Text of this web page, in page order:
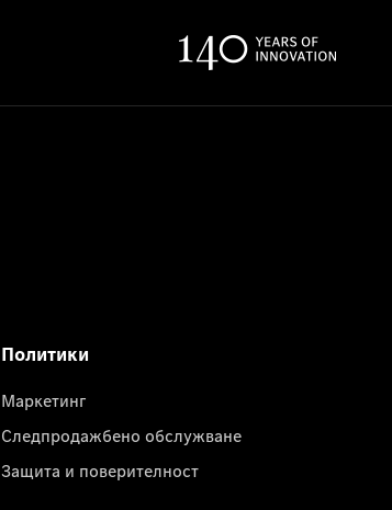
Политики
Маркетинг
Следпродажбено обслужване
Защита и поверителност